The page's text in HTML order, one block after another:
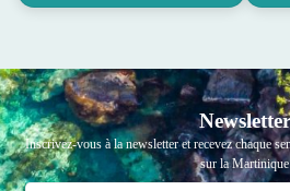
Newsletter
Inscrivez-vous à la newsletter et recevez chaque
sur la Martinique